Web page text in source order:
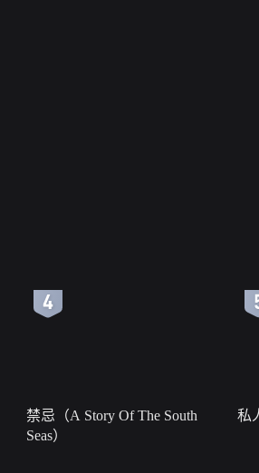
禁忌（A Story Of The South
Seas）
私